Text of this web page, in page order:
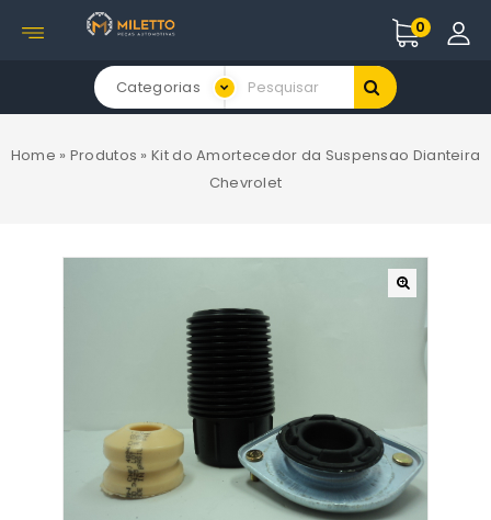
0
Categorias
Home » Produtos »Kit do Amortecedor da Suspensao Dianteira
Chevrolet